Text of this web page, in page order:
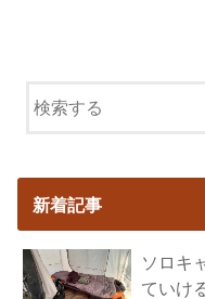
新着記事
ソロキ
ていけ